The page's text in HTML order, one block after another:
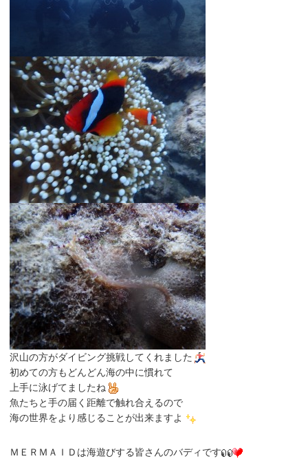
沢山の方がダイビング挑戦してくれました
初めての方もどんどん海の中に慣れて
上手に泳げてましたね
魚たちと手の届く距離で触れ合えるので
海の世界をより感じることが出来ますよ
ＭＥＲＭＡＩＤは海遊びする皆さんのバディです